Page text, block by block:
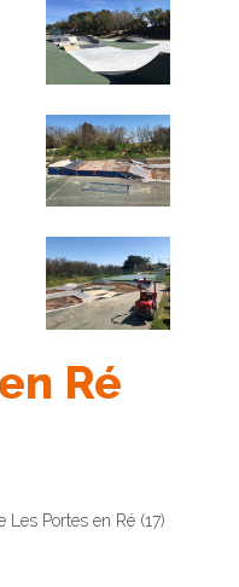
Ré
Les Portes en Ré (17)